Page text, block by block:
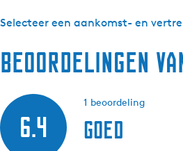
Selecteer een aankomst- en
Beoordelingen
6.4
1 beoordeling
Goed